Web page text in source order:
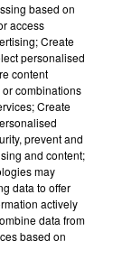
based on
access
Create
personalised
content
combinations
Create
prevent and
and content;
may
data to offer
actively
data from
based on